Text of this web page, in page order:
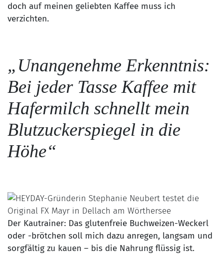
doch auf meinen geliebten Kaffee muss ich
verzichten.
„Unangenehme Erkenntnis:
Bei jeder Tasse Kaffee mit
Hafermilch schnellt mein
Blutzuckerspiegel in die
Höhe“
Der Kautrainer: Das glutenfreie Buchweizen-Weckerl
oder -brötchen soll mich dazu anregen, langsam und
sorgfältig zu kauen – bis die Nahrung flüssig ist.